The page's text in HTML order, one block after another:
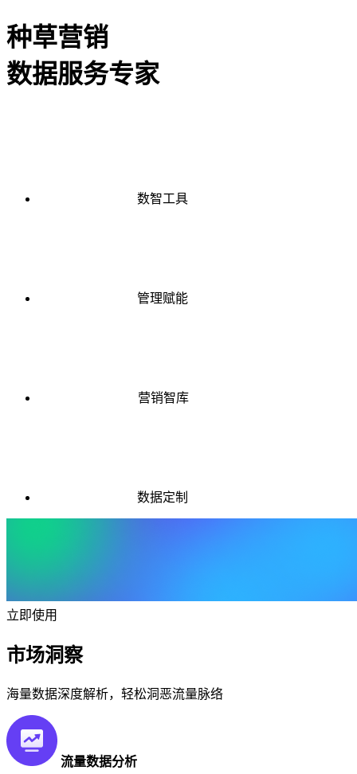
种草营销
数据服务专家
数智工具
管理赋能
营销智库
数据定制
立即使用
市场洞察
海量数据深度解析，轻松洞恶流量脉络
流量数据分析